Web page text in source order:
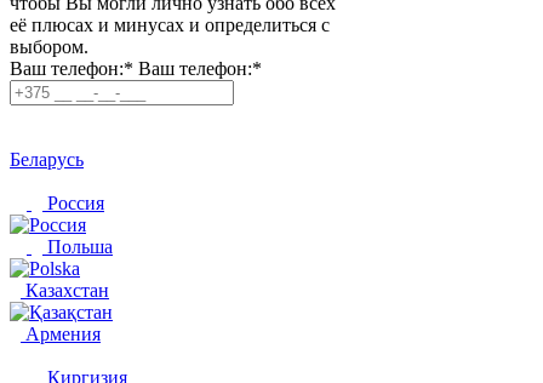
её плюсах и минусах и определиться с
выбором.
Ваш телефон:* Ваш телефон:*
Беларусь
Россия
Польша
Казахстан
Армения
Киргизия